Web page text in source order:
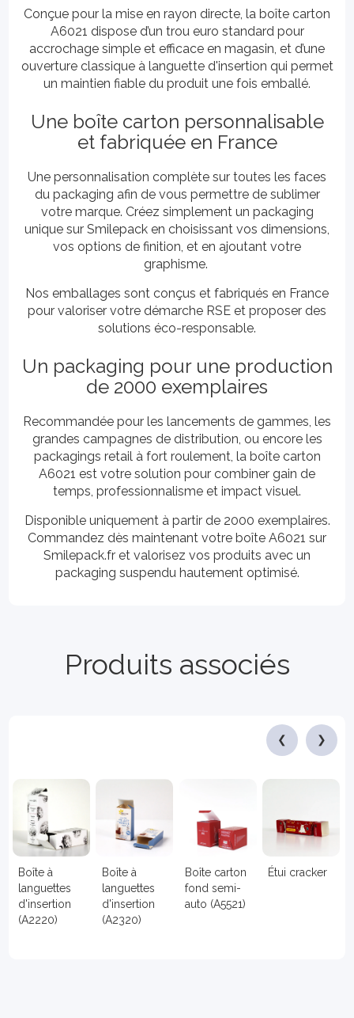
Conçue pour la mise en rayon directe, la boîte carton
A6021 dispose d’un trou euro standard pour
accrochage simple et efficace en magasin, et d’une
ouverture classique à languette d'insertion qui permet
un maintien fiable du produit une fois emballé.
Une boîte carton personnalisable
et fabriquée en France
Une personnalisation complète sur toutes les faces
du packaging afin de vous permettre de sublimer
votre marque. Créez simplement un packaging
unique sur Smilepack en choisissant vos dimensions,
vos options de finition, et en ajoutant votre
graphisme.
Nos emballages sont conçus et fabriqués en France
pour valoriser votre démarche RSE et proposer des
solutions éco-responsable.
Un packaging pour une production
de 2000 exemplaires
Recommandée pour les lancements de gammes, les
grandes campagnes de distribution, ou encore les
packagings retail à fort roulement, la boîte carton
A6021 est votre solution pour combiner gain de
temps, professionnalisme et impact visuel.
Disponible uniquement à partir de 2000 exemplaires.
Commandez dès maintenant votre boîte A6021 sur
Smilepack.fr et valorisez vos produits avec un
packaging suspendu hautement optimisé.
Produits associés
❮
Boîte à
languettes
d'insertion
(A2220)
Boîte à
languettes
d'insertion
(A2320)
Boîte carton
fond semi-
auto (A5521)
Étui cracker
❯